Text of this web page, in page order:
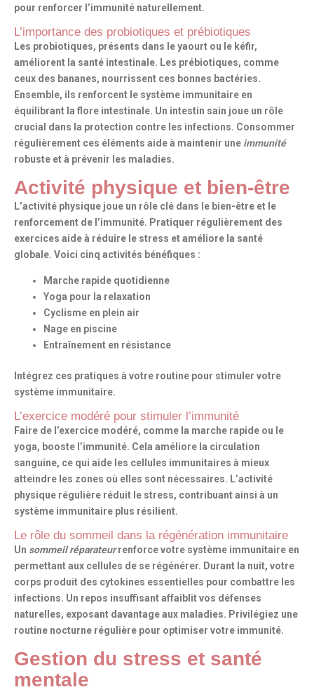
pour renforcer l’immunité naturellement.
L’importance des probiotiques et prébiotiques
Les probiotiques, présents dans le yaourt ou le kéfir,
améliorent la santé intestinale. Les prébiotiques, comme
ceux des bananes, nourrissent ces bonnes bactéries.
Ensemble, ils renforcent le système immunitaire en
équilibrant la flore intestinale. Un intestin sain joue un rôle
crucial dans la protection contre les infections. Consommer
régulièrement ces éléments aide à maintenir une immunité
robuste et à prévenir les maladies.
Activité physique et bien-être
L’activité physique joue un rôle clé dans le bien-être et le
renforcement de l’immunité. Pratiquer régulièrement des
exercices aide à réduire le stress et améliore la santé
globale. Voici cinq activités bénéfiques :
Marche rapide quotidienne
Yoga pour la relaxation
Cyclisme en plein air
Nage en piscine
Entraînement en résistance
Intégrez ces pratiques à votre routine pour stimuler votre
système immunitaire.
L’exercice modéré pour stimuler l’immunité
Faire de l’exercice modéré, comme la marche rapide ou le
yoga, booste l’immunité. Cela améliore la circulation
sanguine, ce qui aide les cellules immunitaires à mieux
atteindre les zones où elles sont nécessaires. L’activité
physique régulière réduit le stress, contribuant ainsi à un
système immunitaire plus résilient.
Le rôle du sommeil dans la régénération immunitaire
Un sommeil réparateurrenforce votre système immunitaire en
permettant aux cellules de se régénérer. Durant la nuit, votre
corps produit des cytokines essentielles pour combattre les
infections. Un repos insuffisant affaiblit vos défenses
naturelles, exposant davantage aux maladies. Privilégiez une
routine nocturne régulière pour optimiser votre immunité.
Gestion du stress et santé
mentale